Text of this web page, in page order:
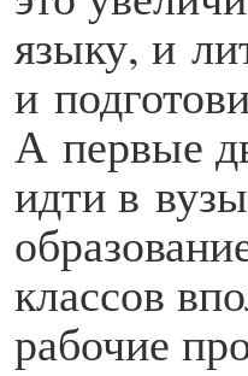
языку, и
и
А первые
идти в
классов
рабочие